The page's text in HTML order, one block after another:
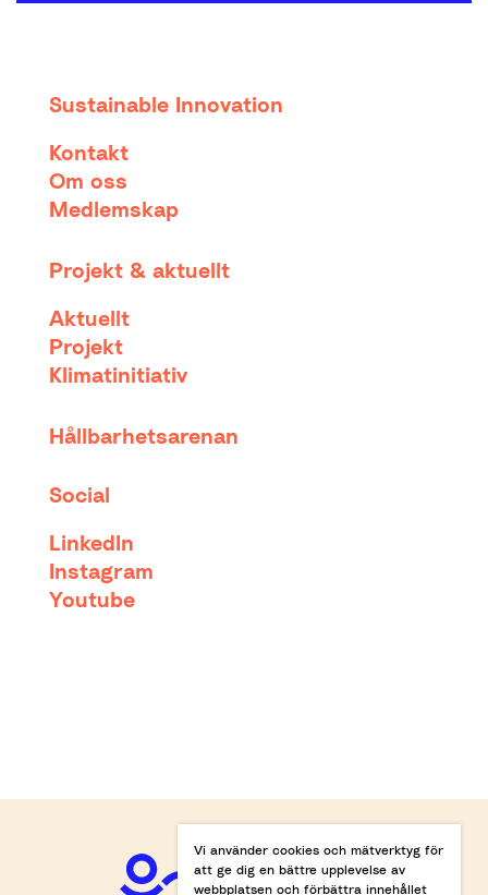
Sustainable Innovation
Kontakt
Om oss
Medlemskap
Projekt & aktuellt
Aktuellt
Projekt
Klimatinitiativ
Hållbarhetsarenan
Social
LinkedIn
Instagram
Youtube
Vi använder cookies och mätverktyg för
att ge dig en bättre upplevelse av
webbplatsen och förbättra innehållet